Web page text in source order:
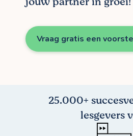
Vraag gratis een
25.000+
lesgevers